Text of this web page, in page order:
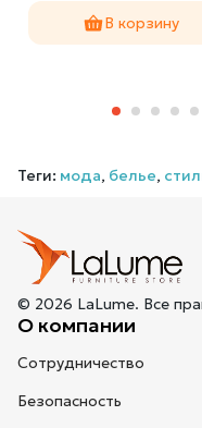
В корзину
Теги: мода, белье,
© 2026 LaLume. Все
О компании
Сотрудничество
Безопасность